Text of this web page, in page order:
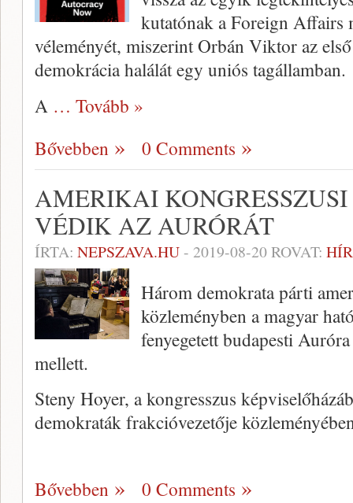
kutatónak a Foreign Affairs
véleményét, miszerint Orbán Viktor az
demokrácia halálát egy uniós tagállamban.
A … Tovább »
Bővebben
0 Comments
AMERIKAI
VÉDIK AZ AURÓRÁT
ÍRTA: NEPSZAVA.HU- 2019-08-20ROVAT:
Három demokrata párti
közleményben a magyar
fenyegetett budapesti
mellett.
Steny Hoyer, a kongresszus
demokraták frakcióvezetője
Bővebben 0 Comments